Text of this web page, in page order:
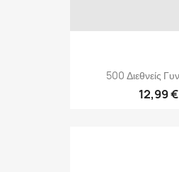
500 Διεθνείς
12,99 €